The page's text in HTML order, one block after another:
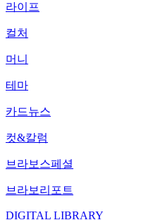
라이프
컬처
머니
테마
카드뉴스
컷&칼럼
브라보스페셜
브라보리포트
DIGITAL LIBRARY